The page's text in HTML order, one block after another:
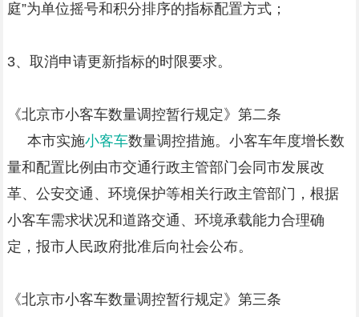
庭”为单位摇号和积分排序的指标配置方式；
3、取消申请更新指标的时限要求。
《北京市小客车数量调控暂行规定》第二条
本市实施小客车数量调控措施。小客车年度增长数
量和配置比例由市交通行政主管部门会同市发展改
革、公安交通、环境保护等相关行政主管部门，根据
小客车需求状况和道路交通、环境承载能力合理确
定，报市人民政府批准后向社会公布。
《北京市小客车数量调控暂行规定》第三条